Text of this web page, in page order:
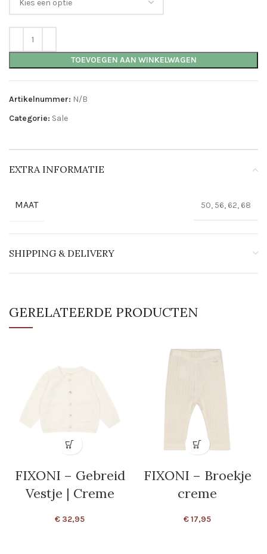
TOEVOEGEN AAN WINKELWAGEN
Artikelnummer: N/B
Categorie: Sale
EXTRA INFORMATIE
MAAT 50, 56, 62, 68
SHIPPING & DELIVERY
GERELATEERDE PRODUCTEN
FIXONI – Gebreid
Vestje | Creme
€ 32,95
FIXONI – Broekje
creme
€17,95